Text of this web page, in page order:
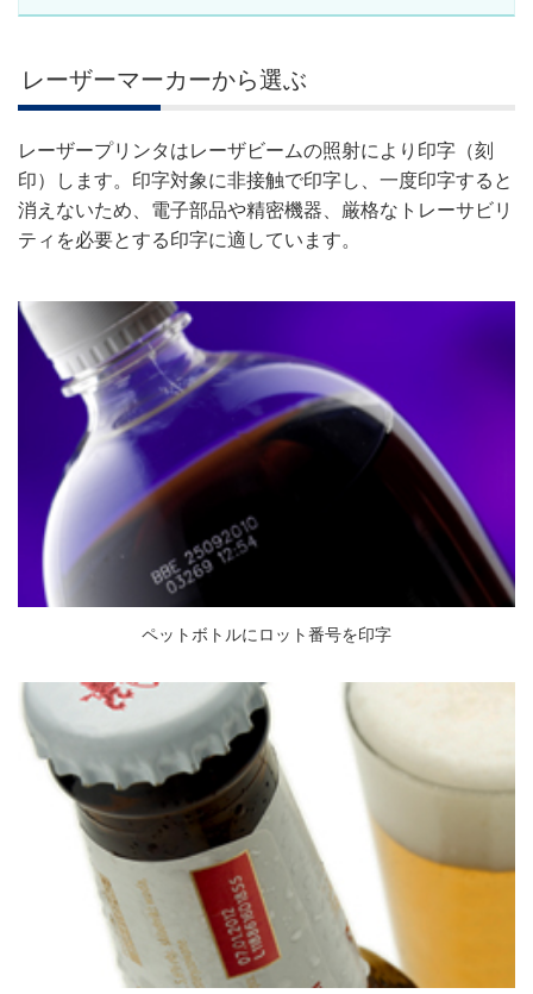
レーザーマーカーから選ぶ
レーザープリンタはレーザビームの照射により印字（刻
印）します。印字対象に非接触で印字し、一度印字すると
消えないため、電子部品や精密機器、厳格なトレーサビリ
ティを必要とする印字に適しています。
ペットボトルにロット番号を印字